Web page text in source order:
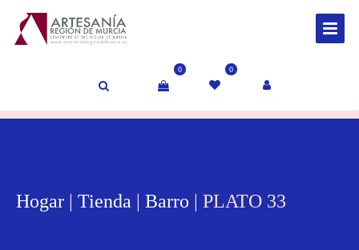
0 0
Hogar Tienda Barro | PLATO 33